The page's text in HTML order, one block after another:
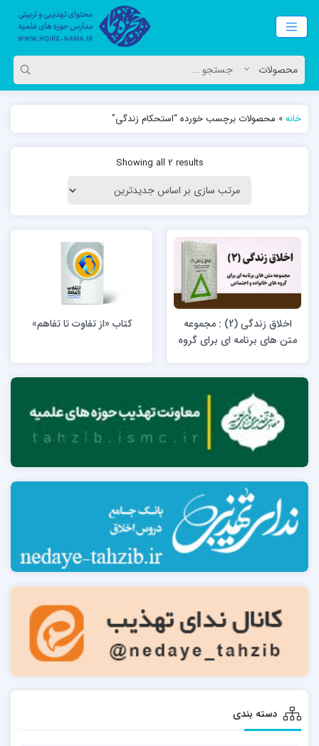
خانه» محصولات برچسب خورده “استحکام زندگی”
Showing all 2 results
اخلاق زندگی (2) : مجموعه
متن های برنامه ای برای گروه
کتاب «از تفاوت تا تفاهم»
دسته بندی